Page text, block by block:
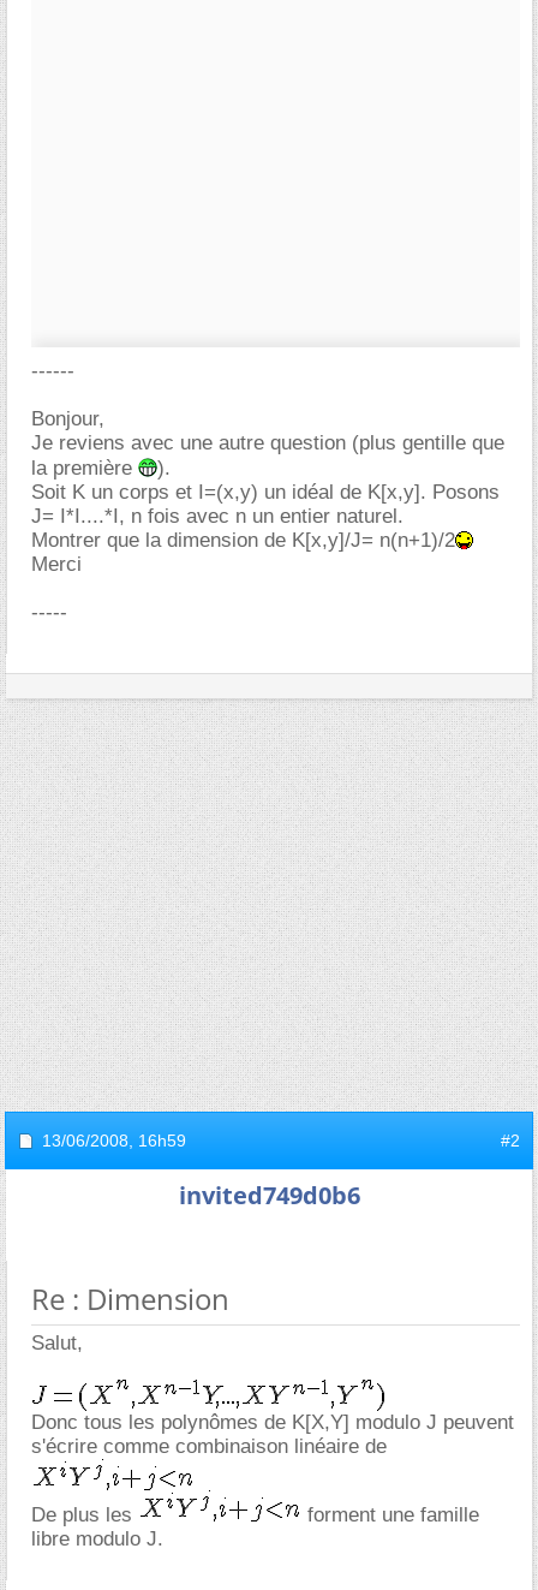
------
Bonjour,
Je reviens avec une autre question (plus gentille que
la première
).
Soit K un corps et I=(x,y) un idéal de K[x,y]. Posons
J= I*I....*I, n fois avec n un entier naturel.
Montrer que la dimension de K[x,y]/J= n(n+1)/2
Merci
-----
13/06/2008, 16h59 #2
invited749d0b6
Re : Dimension
Salut,
Donc tous les polynômes de K[X,Y] modulo J peuvent
s'écrire comme combinaison linéaire de
De plus les
forment une famille
libre modulo J.